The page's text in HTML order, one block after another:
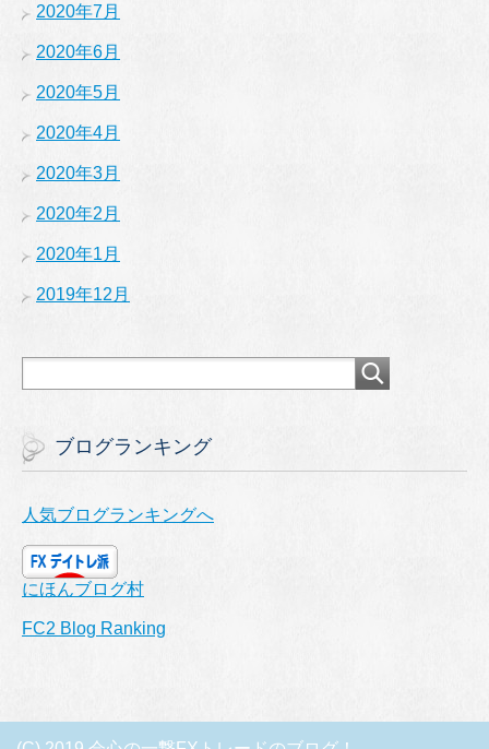
2020年7月
2020年6月
2020年5月
2020年4月
2020年3月
2020年2月
2020年1月
2019年12月
ブログランキング
人気ブログランキングへ
にほんブログ村
FC2 Blog Ranking